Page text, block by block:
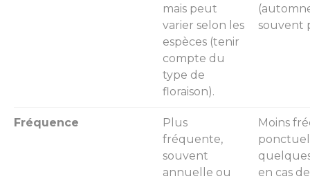
mais peut
varier selon les
espèces (tenir
compte du
type de
floraison).
souvent
Fréquence
Plus
fréquente,
souvent
annuelle ou
Moins
en cas